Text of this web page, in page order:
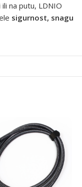
na putu, LDNIO
sigurnost, snagu